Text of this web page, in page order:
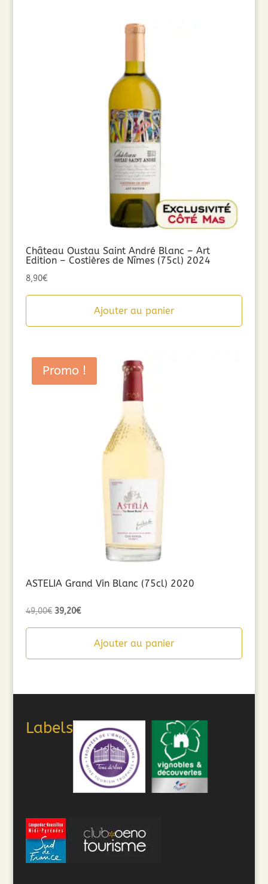
Château Oustau Saint André Blanc – Art
Edition – Costières de Nîmes (75cl) 2024
8,90€
Ajouter au panier
Promo !
ASTELIA Grand Vin Blanc (75cl) 2020
49,00€ Le
39,20€Le
actuelAjouter au panier
Labels